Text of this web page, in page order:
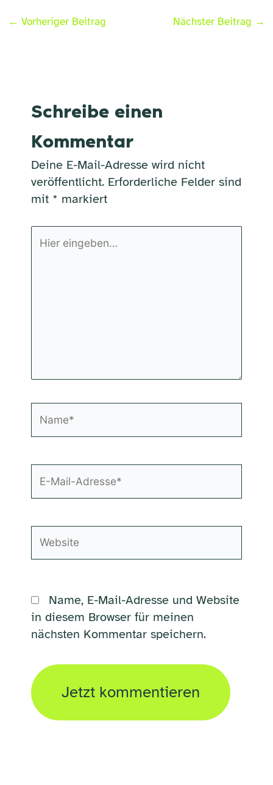
← Vorheriger Beitrag Nächster Beitrag →
Schreibe einen
Kommentar
Deine E-Mail-Adresse wird nicht
veröffentlicht. Erforderliche Felder sind
mit * markiert
eingeben…
Mail-
Name, E-Mail-Adresse und Website
in diesem Browser für meinen
nächsten Kommentar speichern.